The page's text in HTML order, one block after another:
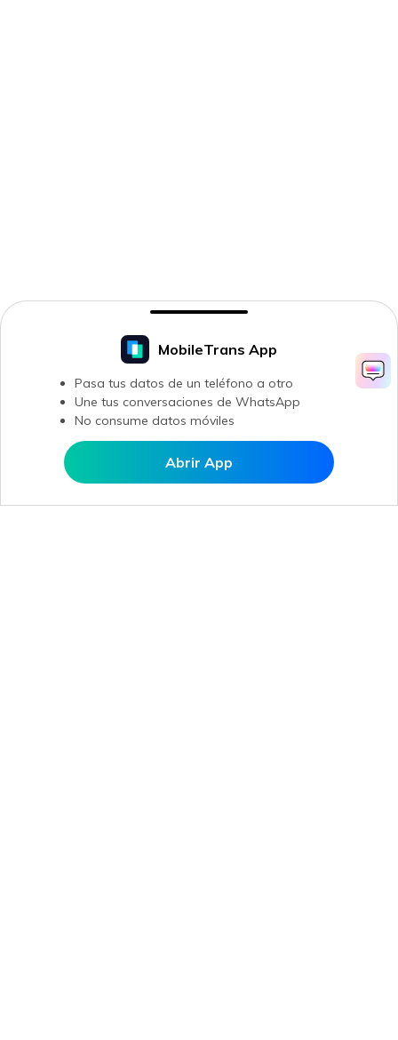
Abrir en MobileTrans
MobileTrans App
Pasa tus datos de un teléfono a otro
Une tus conversaciones de WhatsApp
No consume datos móviles
Abrir App